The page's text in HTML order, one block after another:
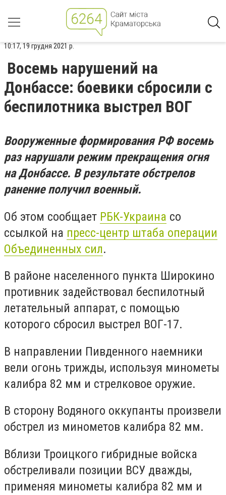
10:17, 19 грудня 2021 р.
Восемь нарушений на
Донбассе: боевики сбросили с
беспилотника выстрел ВОГ
Вооруженные формирования РФ восемь
раз нарушали режим прекращения огня
на Донбассе. В результате обстрелов
ранение получил военный.
Об этом сообщает РБК-Украина со
ссылкой на пресс-центр штаба операции
Объединенных сил.
В районе населенного пункта Широкино
противник задействовал беспилотный
летательный аппарат, с помощью
которого сбросил выстрел ВОГ-17.
В направлении Пивденного наемники
вели огонь трижды, используя минометы
калибра 82 мм и стрелковое оружие.
В сторону Водяного оккупанты произвели
обстрел из минометов калибра 82 мм.
Вблизи Троицкого гибридные войска
обстреливали позиции ВСУ дважды,
применяя минометы калибра 82 мм и